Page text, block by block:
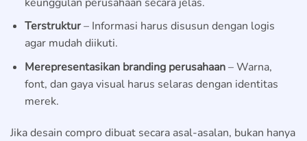
Terstruktur– Informasi harus disusun dengan logis
agar mudah diikuti.
Merepresentasikan branding perusahaan– Warna,
font, dan gaya visual harus selaras dengan identitas
merek.
Jika desain compro dibuat secara asal-asalan, bukan hanya